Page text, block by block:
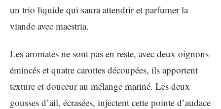
un trio liquide qui saura attendrir et parfumer la
viande avec maestria.
Les aromates ne sont pas en reste, avec deux oignons
émincés et quatre carottes découpées, ils apportent
texture et douceur au mélange mariné. Les deux
gousses d’ail, écrasées, injectent cette pointe d’audace